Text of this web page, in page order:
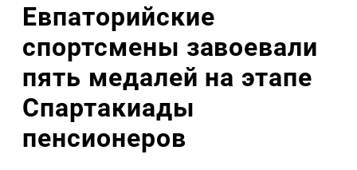
Евпаторийские
спортсмены завоевали
пять медалей на этапе
Спартакиады
пенсионеров